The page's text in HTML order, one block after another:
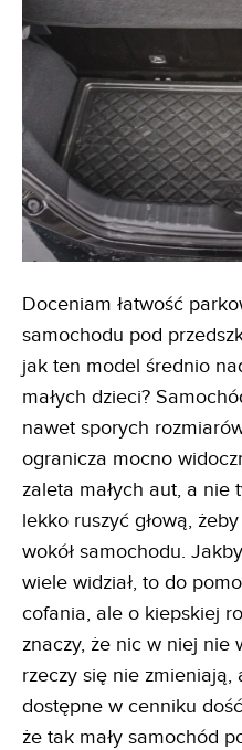
Doceniam łatwość
samochodu pod
jak ten model średnio
małych dzieci?
nawet sporych
ogranicza mocno
zaleta małych aut, a nie
lekko ruszyć głową,
wokół samochodu.
wiele widział, to do
cofania, ale o kiepskiej
znaczy, że nic w niej nie
rzeczy się nie
dostępne w cenniku
że tak mały samochód